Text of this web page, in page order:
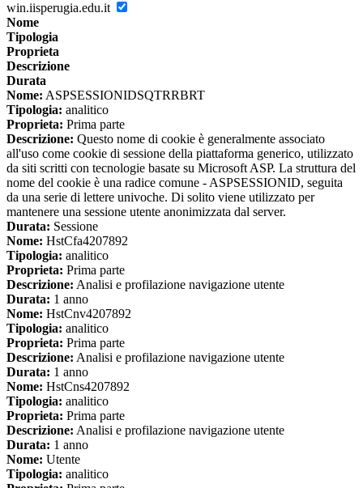
win.iisperugia.edu.it
Nome
Tipologia
Proprieta
Descrizione
Durata
Nome: ASPSESSIONIDSQTRRBRT
Tipologia: analitico
Proprieta: Prima parte
Descrizione: Questo nome di cookie è generalmente associato
all'uso come cookie di sessione della piattaforma generico, utilizzato
da siti scritti con tecnologie basate su Microsoft ASP. La struttura del
nome del cookie è una radice comune - ASPSESSIONID, seguita
da una serie di lettere univoche. Di solito viene utilizzato per
mantenere una sessione utente anonimizzata dal server.
Durata: Sessione
Nome: HstCfa4207892
Tipologia: analitico
Proprieta: Prima parte
Descrizione: Analisi e profilazione navigazione utente
Durata: 1 anno
Nome: HstCnv4207892
Tipologia: analitico
Proprieta: Prima parte
Descrizione: Analisi e profilazione navigazione utente
Durata: 1 anno
Nome: HstCns4207892
Tipologia: analitico
Proprieta: Prima parte
Descrizione: Analisi e profilazione navigazione utente
Durata: 1 anno
Nome: Utente
Tipologia: analitico